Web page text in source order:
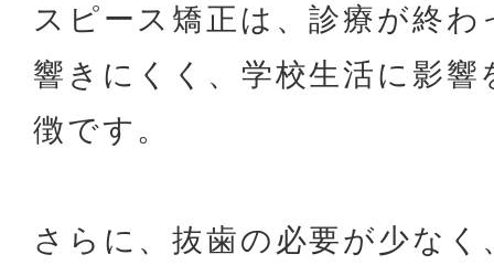
スピース矯正は、診療が終
響きにくく、学校生活に影
徴です。
さらに、抜歯の必要が少な